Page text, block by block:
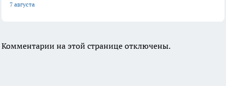
7 августа
Комментарии на этой странице отключены.